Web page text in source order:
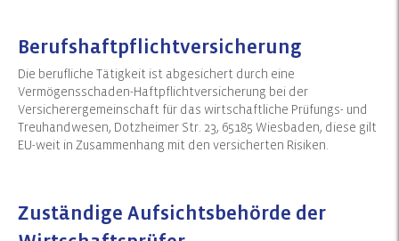
Berufshaftpflichtversicherung
Die berufliche Tätigkeit ist abgesichert durch eine
Vermögensschaden-Haftpflichtversicherung bei der
Versicherergemeinschaft für das wirtschaftliche Prüfungs- und
Treuhandwesen, Dotzheimer Str. 23, 65185 Wiesbaden, diese gilt
EU-weit in Zusammenhang mit den versicherten Risiken.
Zuständige Aufsichtsbehörde der